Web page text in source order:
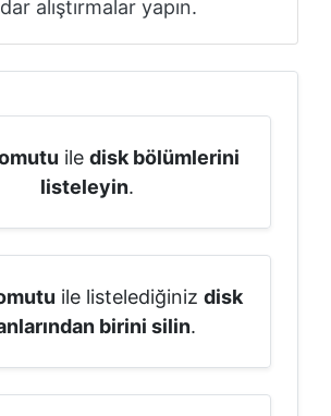
alıştırmalar yapın.
ile disk bölümlerini
listeleyin.
ile listelediğiniz disk
birini silin.